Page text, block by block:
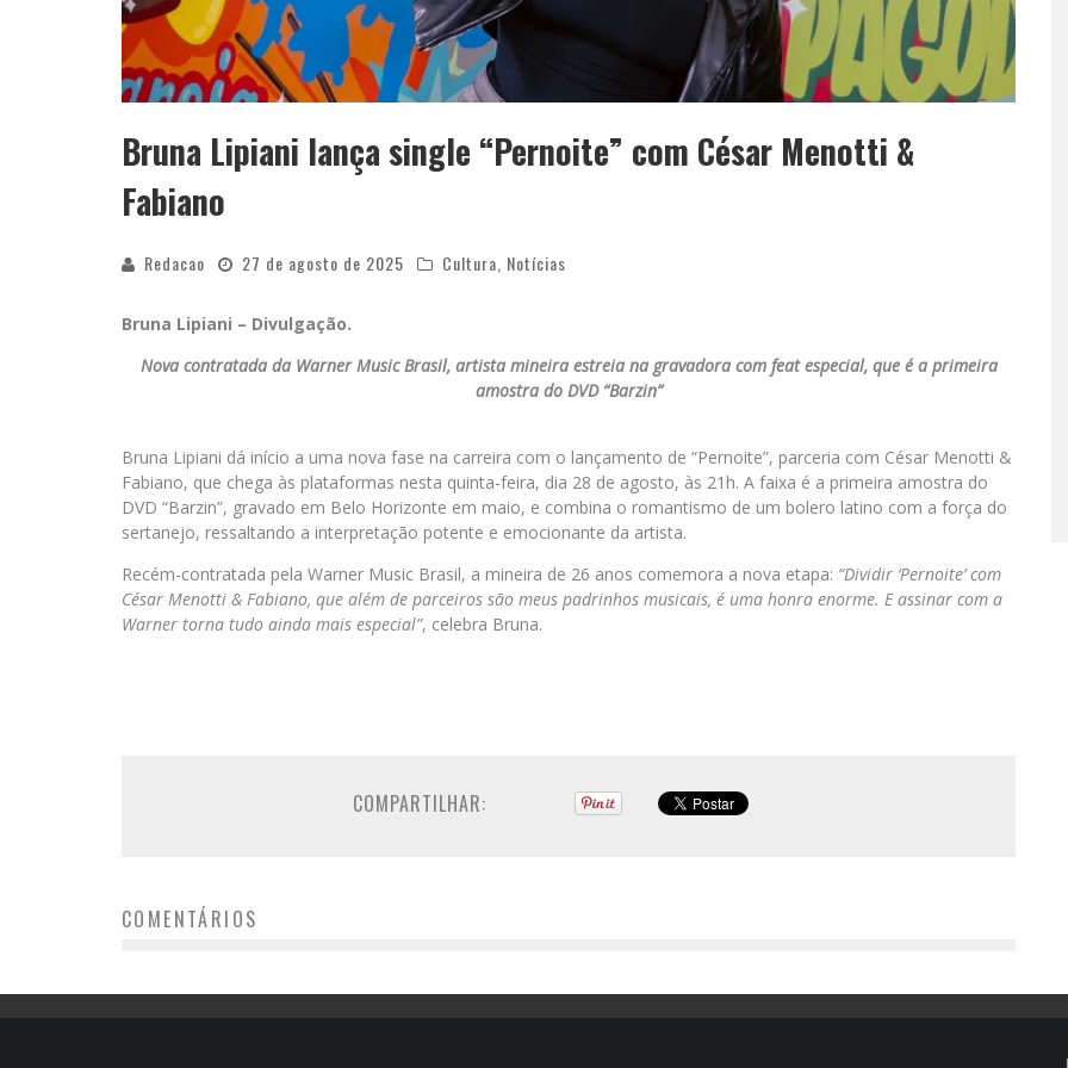
Bruna Lipiani lança single “Pernoite” com César Menotti &
Fabiano
Redacao 27 de agosto de 2025 Cultura Notícias
Bruna Lipiani – Divulgação.
Nova contratada da Warner Music Brasil, artista mineira estreia na gravadora com feat especial, que é a primeira
amostra do DVD “Barzin”
Bruna Lipiani dá início a uma nova fase na carreira com o lançamento de “Pernoite”, parceria com César Menotti &
Fabiano, que chega às plataformas nesta quinta-feira, dia 28 de agosto, às 21h. A faixa é a primeira amostra do
DVD “Barzin”, gravado em Belo Horizonte em maio, e combina o romantismo de um bolero latino com a força do
sertanejo, ressaltando a interpretação potente e emocionante da artista.
Recém-contratada pela Warner Music Brasil, a mineira de 26 anos comemora a nova etapa: “Dividir ‘Pernoite’ com
César Menotti & Fabiano, que além de parceiros são meus padrinhos musicais, é uma honra enorme. E assinar com a
Warner torna tudo ainda mais especial”, celebra Bruna.
COMPARTILHAR:
COMENTÁRIOS